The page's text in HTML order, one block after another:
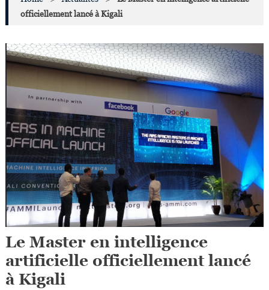
officiellement lancé à Kigali
Le Master en intelligence
artificielle officiellement lancé
à Kigali